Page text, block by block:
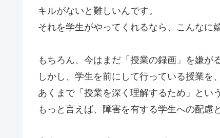
キルがないと難しいんです。
それを学生がやってくれるなら、こんなに
もちろん、今はまだ「授業の録画」を嫌が
しかし、学生を前にして行っている授業を
あくまで「授業を深く理解するため」とい
もっと言えば、障害を有する学生への配慮